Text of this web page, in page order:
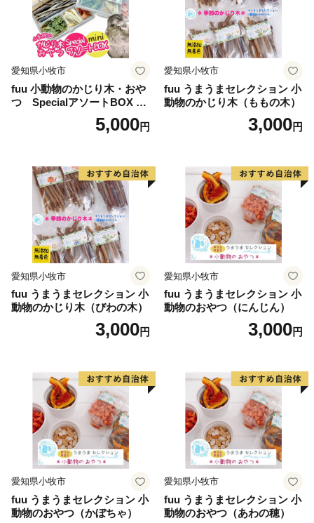
愛知県小牧市
fuu 小動物のかじり木・おや
つ SpecialアソートBOX mi
5,000円
愛知県小牧市
fuu うまうまセレクション 小
動物のかじり木（ももの木）
3,000円
愛知県小牧市
fuu うまうまセレクション 小
動物のかじり木（びわの木）
3,000円
愛知県小牧市
fuu うまうまセレクション 小
動物のおやつ（にんじん）
3,000円
愛知県小牧市
fuu うまうまセレクション 小
動物のおやつ（かぼちゃ）
愛知県小牧市
fuu うまうまセレクション 小
動物のおやつ（あわの穂）